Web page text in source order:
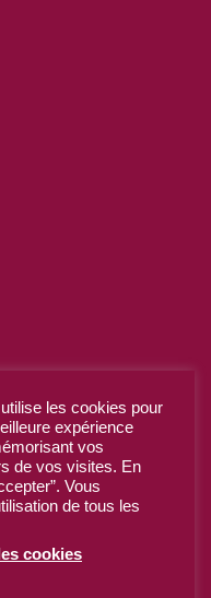
les cookies pour
expérience
vos
de vos visites. En
Vous
de tous les
cookies